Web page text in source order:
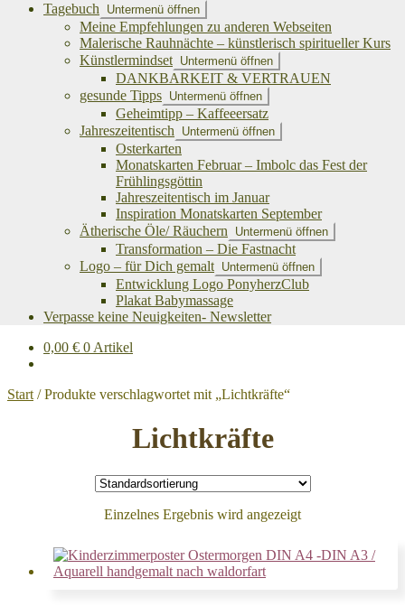
Tagebuch
Untermenü öffnen
Meine Empfehlungen zu anderen Webseiten
Malerische Rauhnächte – künstlerisch spiritueller Kurs
Künstlermindset Untermenü öffnen
DANKBARKEIT & VERTRAUEN
gesunde Tipps Untermenü öffnen
Geheimtipp – Kaffeeersatz
Jahreszeitentisch
Untermenü öffnen
Osterkarten
Monatskarten Februar – Imbolc das Fest der
Frühlingsgöttin
Jahreszeitentisch im Januar
Inspiration Monatskarten September
Ätherische Öle/ Räuchern
Untermenü öffnen
Transformation – Die Fastnacht
Logo – für Dich gemalt Untermenü öffnen
Entwicklung Logo PonyherzClub
Plakat Babymassage
Verpasse keine Neuigkeiten- Newsletter
0,00 € 0 Artikel
Start /Produkte verschlagwortet mit „Lichtkräfte“
Lichtkräfte
Einzelnes Ergebnis wird angezeigt